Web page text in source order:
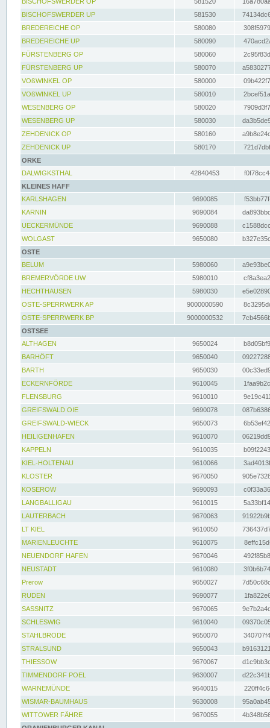
BISCHOFSWERDER UP
581530
BREDEREICHE OP
580080
BREDEREICHE UP
580090
FÜRSTENBERG OP
580060
FÜRSTENBERG UP
580070
VOßWINKEL OP
580000
VOßWINKEL UP
580010
WESENBERG OP
580020
WESENBERG UP
580030
ZEHDENICK OP
580160
ZEHDENICK UP
580170
ORKE
DALWIGKSTHAL
42840453
KLEINES HAFF
KARLSHAGEN
9690085
KARNIN
9690084
UECKERMÜNDE
9690088
WOLGAST
9650080
OSTE
BELUM
5980060
BREMERVÖRDE UW
5980010
HECHTHAUSEN
5980030
OSTE-SPERRWERK AP
9000000590
OSTE-SPERRWERK BP
9000000532
OSTSEE
ALTHAGEN
9650024
BARHÖFT
9650040
BARTH
9650030
ECKERNFÖRDE
9610045
FLENSBURG
9610010
GREIFSWALD OIE
9690078
GREIFSWALD-WIECK
9650073
HEILIGENHAFEN
9610070
KAPPELN
9610035
KIEL-HOLTENAU
9610066
KLOSTER
9670050
KOSEROW
9690093
LANGBALLIGAU
9610015
LAUTERBACH
9670063
LT KIEL
9610050
MARIENLEUCHTE
9610075
NEUENDORF HAFEN
9670046
NEUSTADT
9610080
Prerow
9650027
RUDEN
9690077
SASSNITZ
9670065
SCHLESWIG
9610040
STAHLBRODE
9650070
STRALSUND
9650043
THIESSOW
9670067
TIMMENDORF POEL
9630007
WARNEMÜNDE
9640015
WISMAR-BAUMHAUS
9630008
WITTOWER FÄHRE
9670055